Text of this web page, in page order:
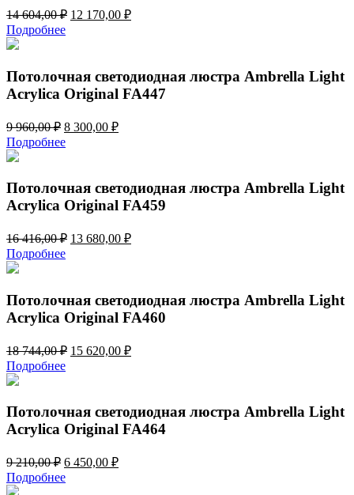
14 604,00₽ Первоначальная
12 170,00 ₽Текущая
Подробнее
Потолочная светодиодная люстра Ambrella Light
Acrylica Original FA447
9 960,00₽ Первоначальная
цена
составляла
960,00 ₽.
8 300,00 ₽Текущая
Подробнее
Потолочная светодиодная люстра Ambrella Light
Acrylica Original FA459
16 416,00₽ Первоначальная
13 680,00 ₽Текущая
Подробнее
Потолочная светодиодная люстра Ambrella Light
Acrylica Original FA460
18 744,00₽ Первоначальная
744,00 ₽.
15 620,00 ₽Текущая
Подробнее
Потолочная светодиодная люстра Ambrella Light
Acrylica Original FA464
9 210,00₽ Первоначальная
цена
составляла
6 450,00 ₽Текущая
Подробнее